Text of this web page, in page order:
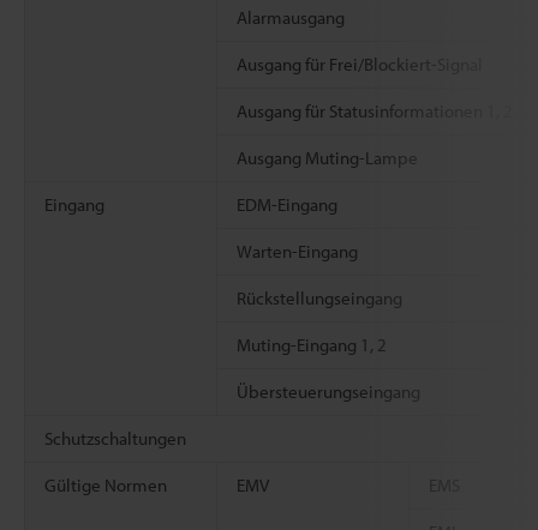
Alarmausgang
Ausgang für Frei/Blockiert-Signal
Ausgang für Statusinformationen 1, 2
Ausgang Muting-Lampe
Eingang EDM-Eingang
Warten-Eingang
Rückstellungseingang
Muting-Eingang 1, 2
Übersteuerungseingang
Schutzschaltungen
Gültige Normen EMV